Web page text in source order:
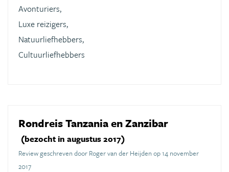
Avonturiers,
Luxe reizigers,
Natuurliefhebbers,
Cultuurliefhebbers
Rondreis Tanzania en Zanzibar
(bezocht in augustus 2017)
Review geschreven door Roger van der Heijden op 14 november
2017